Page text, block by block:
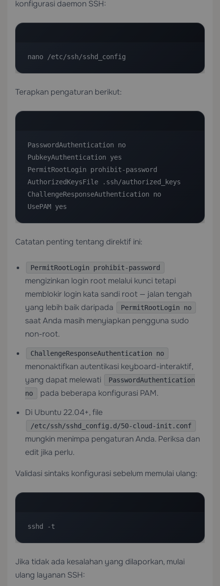
konfigurasi daemon SSH:
nano /etc/ssh/sshd_config
Terapkan pengaturan berikut:
PasswordAuthentication no
PubkeyAuthentication yes
PermitRootLogin prohibit-password
AuthorizedKeysFile .ssh/authorized_keys
ChallengeResponseAuthentication no
UsePAM yes
Catatan penting tentang direktif ini:
PermitRootLogin prohibit-password
mengizinkan login root melalui kunci tetapi
memblokir login kata sandi root — jalan tengah
yang lebih baik daripada
PermitRootLogin no
saat Anda masih menyiapkan pengguna sudo
non-root.
ChallengeResponseAuthentication no
menonaktifkan autentikasi keyboard-interaktif,
yang dapat melewati
PasswordAuthentication
no
pada beberapa konfigurasi PAM.
Di Ubuntu 22.04+, file
/etc/ssh/sshd_config.d/50-cloud-init.conf
mungkin menimpa pengaturan Anda. Periksa dan
edit jika perlu.
Validasi sintaks konfigurasi sebelum memulai ulang:
sshd -t
Jika tidak ada kesalahan yang dilaporkan, mulai
ulang layanan SSH: